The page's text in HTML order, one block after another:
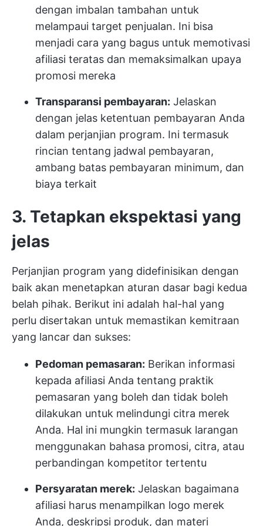
dengan imbalan tambahan untuk
melampaui target penjualan. Ini bisa
menjadi cara yang bagus untuk memotivasi
afiliasi teratas dan memaksimalkan upaya
promosi mereka
Transparansi pembayaran: Jelaskan
dengan jelas ketentuan pembayaran Anda
dalam perjanjian program. Ini termasuk
rincian tentang jadwal pembayaran,
ambang batas pembayaran minimum, dan
biaya terkait
3. Tetapkan ekspektasi yang
jelas
Perjanjian program yang didefinisikan dengan
baik akan menetapkan aturan dasar bagi kedua
belah pihak. Berikut ini adalah hal-hal yang
perlu disertakan untuk memastikan kemitraan
yang lancar dan sukses:
Pedoman pemasaran: Berikan informasi
kepada afiliasi Anda tentang praktik
pemasaran yang boleh dan tidak boleh
dilakukan untuk melindungi citra merek
Anda. Hal ini mungkin termasuk larangan
menggunakan bahasa promosi, citra, atau
perbandingan kompetitor tertentu
Persyaratan merek: Jelaskan bagaimana
afiliasi harus menampilkan logo merek
Anda, deskripsi produk, dan materi